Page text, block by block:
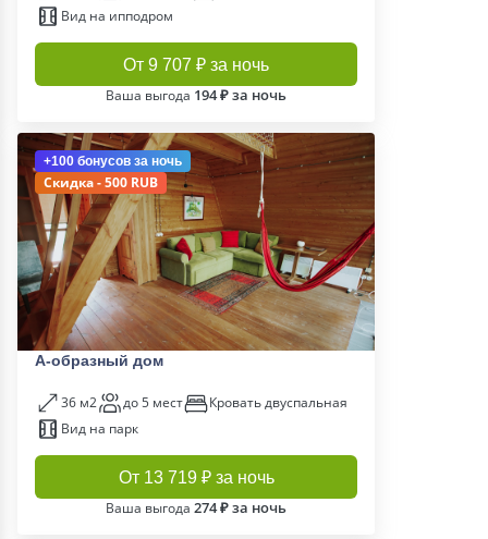
Вид на ипподром
От 9 707 ₽ за ночь
Ваша выгода 194 ₽ за ночь
+100 бонусов за ночь
Скидка - 500 RUB
А-образный дом
36 м2 до 5 мест
Кровать двуспальная
Вид на парк
От 13 719 ₽ за ночь
Ваша выгода 274 ₽ за ночь